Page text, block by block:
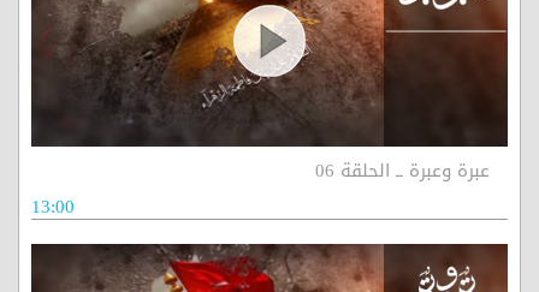
عبرة وعبرة ــ الحلقة 06
13:00